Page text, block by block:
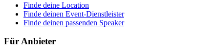
Finde deine Location
Finde deinen Event-Dienstleister
Finde deinen passenden Speaker
Für Anbieter